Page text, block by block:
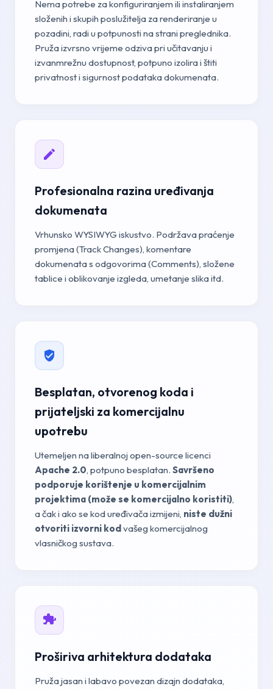
Nema potrebe za konfiguriranjem ili instaliranjem
složenih i skupih poslužitelja za renderiranje u
pozadini, radi u potpunosti na strani preglednika.
Pruža izvrsno vrijeme odziva pri učitavanju i
izvanmrežnu dostupnost, potpuno izolira i štiti
privatnost i sigurnost podataka dokumenata.
Profesionalna razina uređivanja
dokumenata
Vrhunsko WYSIWYG iskustvo. Podržava praćenje
promjena (Track Changes), komentare
dokumenata s odgovorima (Comments), složene
tablice i oblikovanje izgleda, umetanje slika itd.
Besplatan, otvorenog koda i
prijateljski za komercijalnu
upotrebu
Utemeljen na liberalnoj open-source licenci
Apache 2.0, potpuno besplatan. Savršeno
podporuje korištenje u komercijalnim
projektima (može se komercijalno koristiti),
a čak i ako se kod uređivača izmijeni, niste dužni
otvoriti izvorni kodvašeg komercijalnog
vlasničkog sustava.
Proširiva arhitektura dodataka
Pruža jasan i labavo povezan dizajn dodataka,